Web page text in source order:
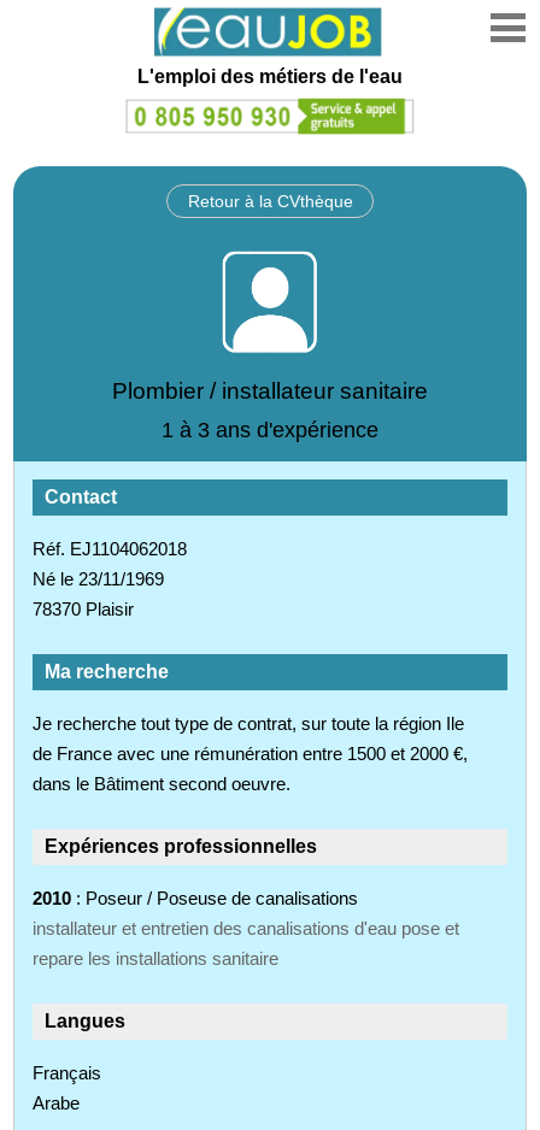
L'emploi des métiers de l'eau
Retour à la CVthèque
Plombier / installateur sanitaire
1 à 3 ans d'expérience
Contact
Réf. EJ1104062018
Né le 23/11/1969
78370 Plaisir
Ma recherche
Je recherche tout type de contrat, sur toute la région Ile
de France avec une rémunération entre 1500 et 2000 €,
dans le Bâtiment second oeuvre.
Expériences professionnelles
2010 : Poseur / Poseuse de canalisations
installateur et entretien des canalisations d'eau pose et
repare les installations sanitaire
Langues
Français
Arabe